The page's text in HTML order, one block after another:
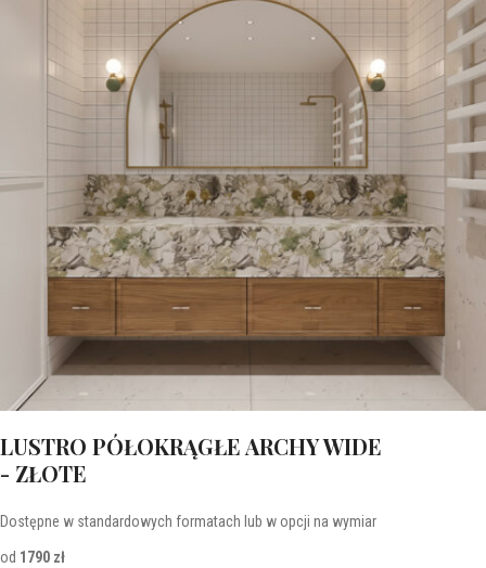
LUSTRO PÓŁOKRĄGŁE ARCHY WIDE
- ZŁOTE
Dostępne w standardowych formatach lub w opcji na wymiar
od 1790 zł